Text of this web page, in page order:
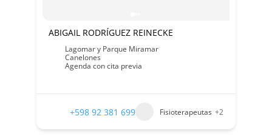
ABIGAIL RODRÍGUEZ REINECKE
Lagomar y Parque Miramar
Canelones
Agenda con cita previa
+598 92 381 699 Fisioterapeutas +2